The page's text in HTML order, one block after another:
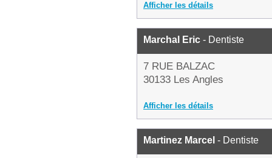
Afficher les détails
Marchal Eric - Dentiste
7 RUE BALZAC
30133 Les Angles
Afficher les détails
Martinez Marcel - Dentiste